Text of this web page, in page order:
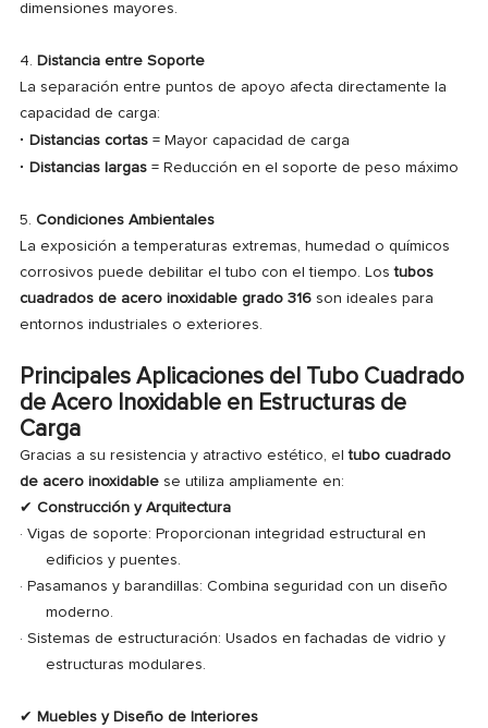
dimensiones mayores.
4. Distancia entre Soporte
La separación entre puntos de apoyo afecta directamente la
capacidad de carga:
· Distancias cortas= Mayor capacidad de carga
· Distancias largas= Reducción en el soporte de peso máximo
5. Condiciones Ambientales
La exposición a temperaturas extremas, humedad o químicos
corrosivos puede debilitar el tubo con el tiempo. Lostubos
cuadrados de acero inoxidable grado 316son ideales para
entornos industriales o exteriores.
Principales Aplicaciones del Tubo Cuadrado
de Acero Inoxidable en Estructuras de
Carga
Gracias a su resistencia y atractivo estético, eltubo cuadrado
de acero inoxidablese utiliza ampliamente en:
✔ Construcción y Arquitectura
· Vigas de soporte: Proporcionan integridad estructural en
edificios y puentes.
· Pasamanos y barandillas: Combina seguridad con un diseño
moderno.
· Sistemas de estructuración: Usados en fachadas de vidrio y
estructuras modulares.
✔ Muebles y Diseño de Interiores